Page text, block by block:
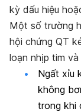
kỳ dấu hiệu
Một số trường
hội chứng QT
loạn nhịp tim
Ngất xỉu
không
trong khi